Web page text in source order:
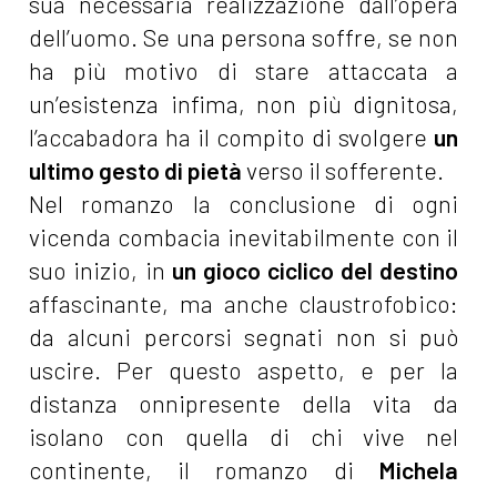
dell’uomo. Se una persona soffre, se non
ha più motivo di stare attaccata a
un’esistenza infima, non più dignitosa,
l’accabadora ha il compito di svolgere un
ultimo gesto di pietà verso il sofferente.
Nel romanzo la conclusione di ogni
vicenda combacia inevitabilmente con il
suo inizio, in un gioco ciclico del destino
affascinante, ma anche claustrofobico:
da alcuni percorsi segnati non si può
uscire. Per questo aspetto, e per la
distanza onnipresente della vita da
isolano con quella di chi vive nel
continente, il romanzo di Michela